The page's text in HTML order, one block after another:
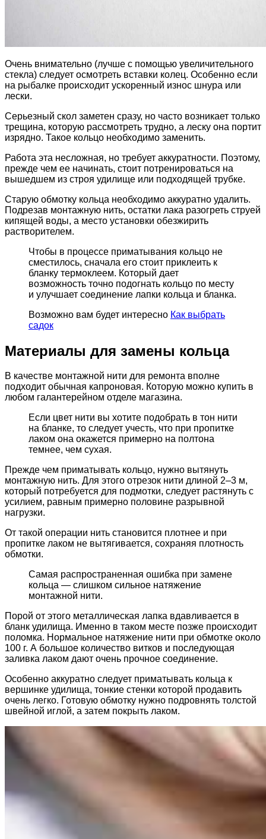
Очень внимательно (лучше с помощью увеличительного
стекла) следует осмотреть вставки колец. Особенно если
на рыбалке происходит ускоренный износ шнура или
лески.
Серьезный скол заметен сразу, но часто возникает только
трещина, которую рассмотреть трудно, а леску она портит
изрядно. Такое кольцо необходимо заменить.
Работа эта несложная, но требует аккуратности. Поэтому,
прежде чем ее начинать, стоит потренироваться на
вышедшем из строя удилище или подходящей трубке.
Старую обмотку кольца необходимо аккуратно удалить.
Подрезав монтажную нить, остатки лака разогреть струей
кипящей воды, а место установки обезжирить
растворителем.
Чтобы в процессе приматывания кольцо не
сместилось, сначала его стоит приклеить к
бланку термоклеем. Который дает
возможность точно подогнать кольцо по месту
и улучшает соединение лапки кольца и бланка.
Возможно вам будет интересно Как выбрать
садок
Материалы для замены кольца
В качестве монтажной нити для ремонта вполне
подходит обычная капроновая. Которую можно купить в
любом галантерейном отделе магазина.
Если цвет нити вы хотите подобрать в тон нити
на бланке, то следует учесть, что при пропитке
лаком она окажется примерно на полтона
темнее, чем сухая.
Прежде чем приматывать кольцо, нужно вытянуть
монтажную нить. Для этого отрезок нити длиной 2–3 м,
который потребуется для подмотки, следует растянуть с
усилием, равным примерно половине разрывной
нагрузки.
От такой операции нить становится плотнее и при
пропитке лаком не вытягивается, сохраняя плотность
обмотки.
Самая распространенная ошибка при замене
кольца — слишком сильное натяжение
монтажной нити.
Порой от этого металлическая лапка вдавливается в
бланк удилища. Именно в таком месте позже происходит
поломка. Нормальное натяжение нити при обмотке около
100 г. А большое количество витков и последующая
заливка лаком дают очень прочное соединение.
Особенно аккуратно следует приматывать кольца к
вершинке удилища, тонкие стенки которой продавить
очень легко. Готовую обмотку нужно подровнять толстой
швейной иглой, а затем покрыть лаком.